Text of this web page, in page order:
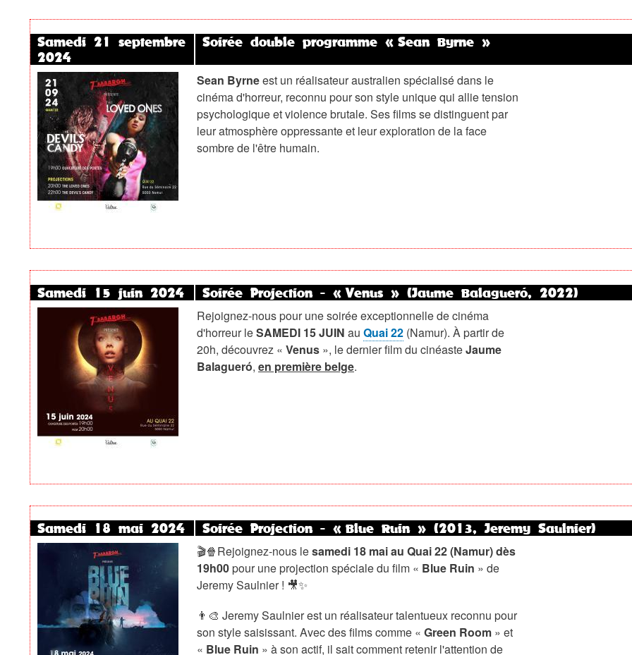
Samedi 21 septembre
2024
Soirée double programme « Sean Byrne »
Sean Byrneest un réalisateur australien spécialisé dans le
cinéma d'horreur, reconnu pour son style unique qui allie tension
psychologique et violence brutale. Ses films se distinguent par
leur atmosphère oppressante et leur exploration de la face
sombre de l'être humain.
Samedi 15 juin 2024 Soirée Projection - « Venus » (Jaume Balagueró, 2022)
Rejoignez-nous pour une soirée exceptionnelle de cinéma
d'horreur leSAMEDI 15 JUIN au Quai 22 (Namur). À partir de
20h, découvrez « Venus », le dernier film du cinéasteJaume
Balagueró, en première belge.
Samedi 18 mai 2024 Soirée Projection - « Blue Ruin » (2013, Jeremy Saulnier)
🎬🍿Rejoignez-nous lesamedi 18 mai au Quai 22 (Namur)dès
19h00pour une projection spéciale du film « Blue Ruin » de
Jeremy Saulnier ! 🎥✨
👨‍🎨 Jeremy Saulnier est un réalisateur talentueux reconnu pour
son style saisissant. Avec des films comme « Green Room » et
« Blue Ruin » à son actif, il sait comment retenir l'attention de